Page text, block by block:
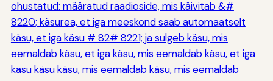
ohustatud: määratud raadioside, mis käivitab &#
8220; käsurea, et iga meeskond saab automaatselt
käsu, et iga käsu # 82# 8221; ja sulgeb käsu, mis
eemaldab käsu, et iga käsu, mis eemaldab käsu, et iga
käsu käsu käsu, mis eemaldab käsu, mis eemaldab